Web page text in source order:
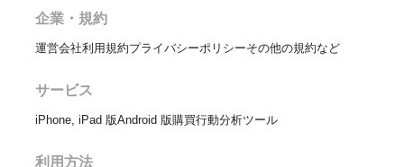
企業・規約
運営会社利用規約プライバシーポリシーその他の規約など
サービス
iPhone, iPad 版Android 版購買行動分析ツール
利用方法